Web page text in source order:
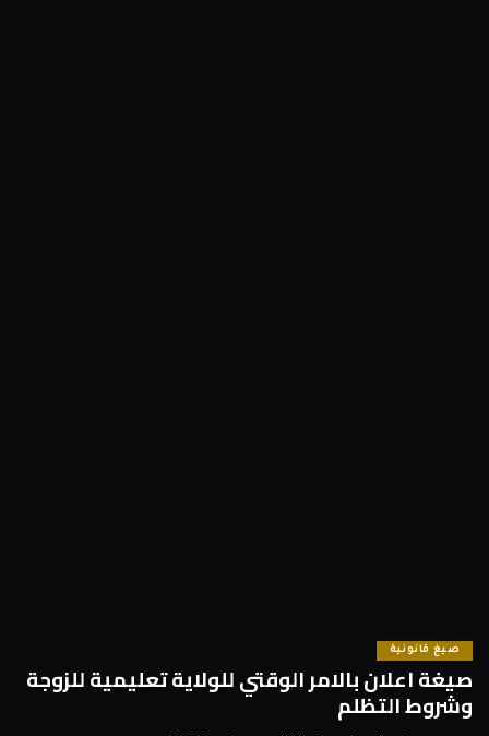
صيغ قانونية
صيغة اعلان بالامر الوقتي للولاية تعليمية للزوجة
وشروط التظلم